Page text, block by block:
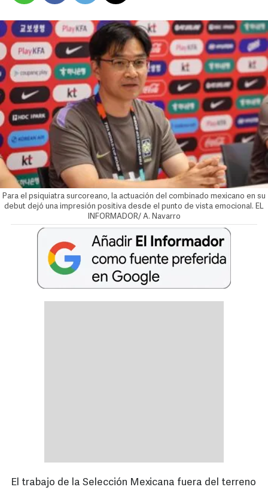
Para el psiquiatra surcoreano, la actuación del combinado mexicano en su
debut dejó una impresión positiva desde el punto de vista emocional. EL
INFORMADOR/ A. Navarro
El trabajo de la Selección Mexicana fuera del terreno